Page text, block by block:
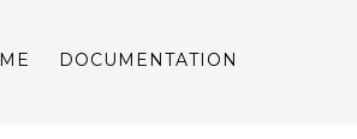
DOCUMENTATION